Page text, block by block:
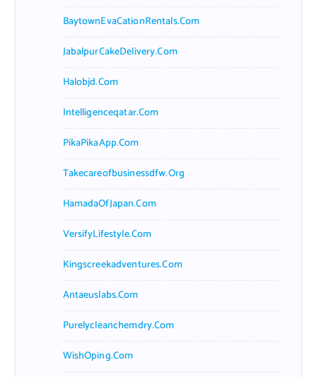
BaytownEvaCationRentals.com
JabalpurCakeDelivery.com
Halobjd.com
Intelligenceqatar.com
PikaPikaApp.com
Takecareofbusinessdfw.org
HamadaOfJapan.com
VersifyLifestyle.com
Kingscreekadventures.com
Antaeuslabs.com
Purelycleanchemdry.com
WishOping.com